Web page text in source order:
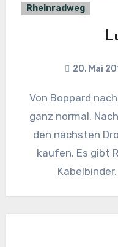
Rheinradweg
20. Mai
Von Boppard nach Remagen Der Tag begann
ganz normal.
den nächsten
kaufen. Es gibt